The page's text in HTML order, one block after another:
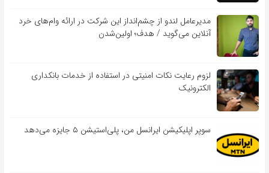
مدیرعامل لندو از چشم‌انداز این شرکت در ارائه وام‌های خرد
آنلاین می‌گوید / هدف؛ اولین‌شدن
لزوم رعایت نکات امنیتی در استفاده از خدمات بانکداری
الکترونیک
سوپر اپلیکیشن ایرانسل من، پلی‌استیشن ۵ جایزه می‌دهد